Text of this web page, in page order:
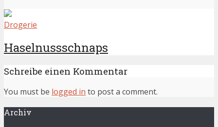
Drogerie
Haselnussschnaps
Schreibe einen Kommentar
You must be logged in to post a comment.
Archiv